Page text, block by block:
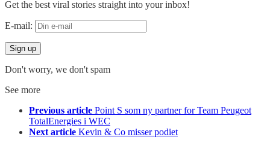
Get the best viral stories straight into your inbox!
E-mail:
Don't worry, we don't spam
See more
Previous article Point S som ny partner for Team Peugeot
TotalEnergies i WEC
Next article Kevin & Co misser podiet